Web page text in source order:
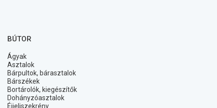
BÚTOR
Ágyak
Asztalok
Bárpultok, bárasztalok
Bárszékek
Bortárolók, kiegészítők
Dohányzóasztalok
Éjjeliszekrény